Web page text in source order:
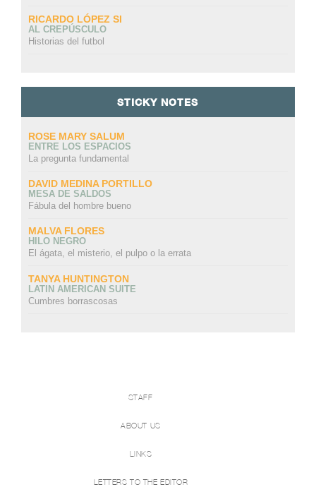
RICARDO LÓPEZ SI
AL CREPÚSCULO
Historias del futbol
STICKY NOTES
ROSE MARY SALUM
ENTRE LOS ESPACIOS
La pregunta fundamental
DAVID MEDINA PORTILLO
MESA DE SALDOS
Fábula del hombre bueno
MALVA FLORES
HILO NEGRO
El ágata, el misterio, el pulpo o la errata
TANYA HUNTINGTON
LATIN AMERICAN SUITE
Cumbres borrascosas
STAFF
ABOUT US
LINKS
LETTERS TO THE EDITOR